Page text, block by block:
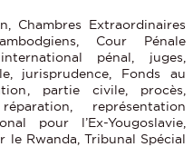
Chambres Extraordinaires
Cour Pénale
pénal, juges,
jurisprudence, Fonds au
partie civile, procès,
représentation
pour l’Ex-Yougoslavie,
le Rwanda, Tribunal Spécial